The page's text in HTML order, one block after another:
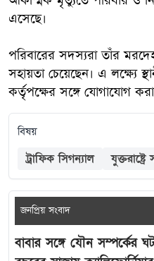
এসেছে।
পরিবারের সদস্যরা তাঁর
সহায়তা চেয়েছেন। এ লক্ষ্যে
কর্তৃপক্ষের সঙ্গে যোগাযোগ
বিষয়
ট্রাফিক সিগন্যাল
জনপ্রিয় সংবাদ
বাবার সঙ্গে যৌন